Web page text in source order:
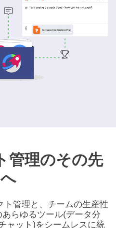
管理のその先
へ
ト管理と、チームの生産性
らゆるツール(データ分
ャット)をシームレスに統